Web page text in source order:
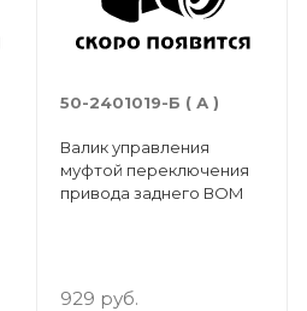
50-2401019-Б ( А )
Валик управления
муфтой переключения
привода заднего ВОМ
929 руб.